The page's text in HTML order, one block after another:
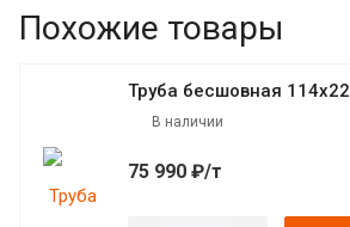
Похожие товары
Труба бесшовная 114х22
В наличии
75 990 ₽/т